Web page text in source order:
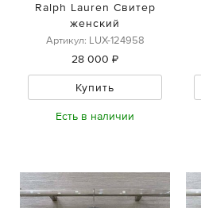
Ralph Lauren Свитер
женский
Артикул: LUX-124958
28 000 ₽
Купить
Есть в наличии